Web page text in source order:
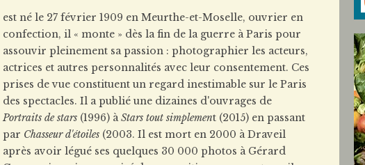
est né le 27 février 1909 en Meurthe-et-Moselle, ouvrier en
confection, il « monte » dès la fin de la guerre à Paris pour
assouvir pleinement sa passion : photographier les acteurs,
actrices et autres personnalités avec leur consentement. Ces
prises de vue constituent un regard inestimable sur le Paris
des spectacles. Il a publié une dizaines d'ouvrages de
Portraits de stars (1996) àStars tout simplement (2015) en passant
par Chasseur d'étoiles (2003. Il est mort en 2000 à Draveil
après avoir légué ses quelques 30 000 photos à Gérard